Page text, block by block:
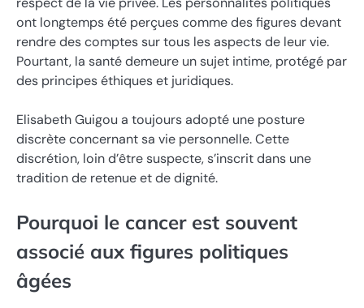
ont longtemps été perçues comme des figures devant
rendre des comptes sur tous les aspects de leur vie.
Pourtant, la santé demeure un sujet intime, protégé par
des principes éthiques et juridiques.
Elisabeth Guigou a toujours adopté une posture
discrète concernant sa vie personnelle. Cette
discrétion, loin d’être suspecte, s’inscrit dans une
tradition de retenue et de dignité.
Pourquoi le cancer est souvent
associé aux figures politiques
âgées